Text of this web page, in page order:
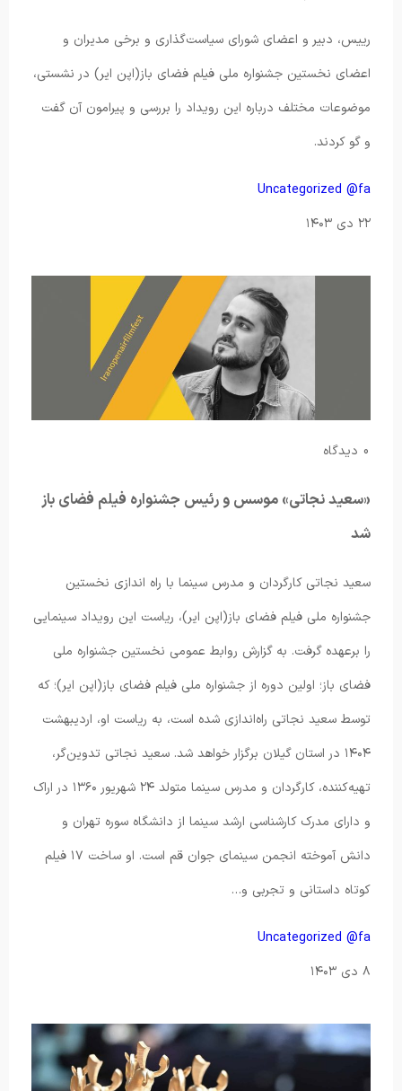
رییس، دبیر و اعضای شورای سیاست‌گذاری و برخی مدیران و
اعضای نخستین جشنواره ملی فیلم فضای باز(اپن ایر) در نشستی،
موضوعات مختلف درباره این رویداد را بررسی و پیرامون آن گفت
و گو کردند.
Uncategorized @fa
۲۲ دی ۱۴۰۳
0 دیدگاه
«سعید نجاتی» موسس و رئیس جشنواره فیلم فضای باز
شد
سعید نجاتی کارگردان و مدرس سینما با راه اندازی نخستین
جشنواره ملی فیلم فضای باز(اپن ایر)، ریاست این رویداد سینمایی
را برعهده گرفت. به گزارش روابط عمومی نخستین جشنواره ملی
فضای باز؛ اولین دوره از جشنواره ملی فیلم فضای باز(اپن ایر)؛ که
توسط سعید نجاتی راه‌اندازی شده است، به ریاست او، اردیبهشت
۱۴۰۴ در استان گیلان برگزار خواهد شد. سعید نجاتی تدوین‌گر،
تهیه‌کننده، کارگردان و مدرس سینما متولد ۲۴ شهریور ۱۳۶۰ در اراک
و دارای مدرک کارشناسی ارشد سینما از دانشگاه سوره تهران و
دانش آموخته انجمن سینمای جوان قم است. او ساخت ۱۷ فیلم
کوتاه داستانی و تجربی و…
Uncategorized @fa
۸ دی ۱۴۰۳